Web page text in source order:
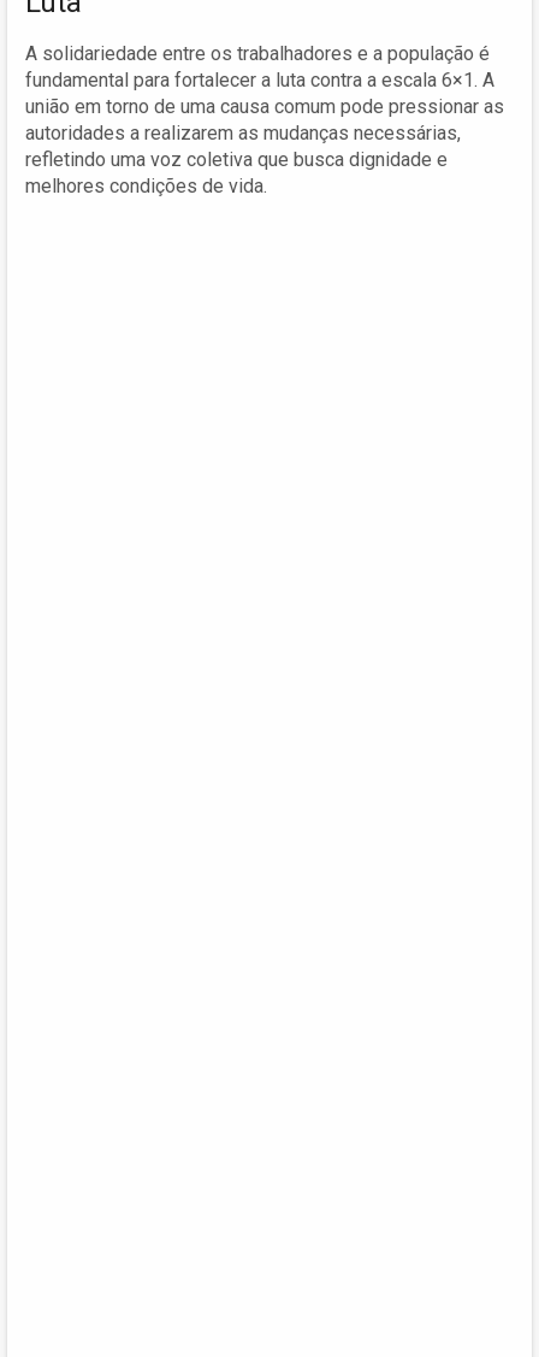
A solidariedade entre os trabalhadores e a população é
fundamental para fortalecer a luta contra a escala 6×1. A
união em torno de uma causa comum pode pressionar as
autoridades a realizarem as mudanças necessárias,
refletindo uma voz coletiva que busca dignidade e
melhores condições de vida.